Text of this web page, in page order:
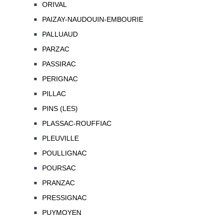
ORIVAL
PAIZAY-NAUDOUIN-EMBOURIE
PALLUAUD
PARZAC
PASSIRAC
PERIGNAC
PILLAC
PINS (LES)
PLASSAC-ROUFFIAC
PLEUVILLE
POULLIGNAC
POURSAC
PRANZAC
PRESSIGNAC
PUYMOYEN